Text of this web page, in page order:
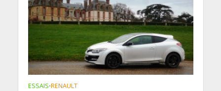
ESSAIS•RENAULT